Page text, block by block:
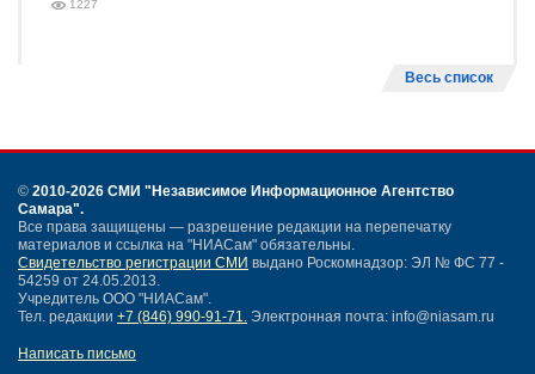
1227
Весь список
© 2010-2026 СМИ "Независимое Информационное Агентство
Самара".
Все права защищены — разрешение редакции на перепечатку
материалов и ссылка на "НИАСам" обязательны.
Свидетельство регистрации СМИ выдано Роскомнадзор: ЭЛ № ФС 77 -
54259 от 24.05.2013.
Учредитель ООО "НИАСам".
Тел. редакции +7 (846) 990-91-71. Электронная почта: info@niasam.ru
Написать письмо